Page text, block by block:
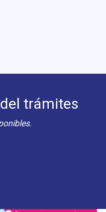
trámites